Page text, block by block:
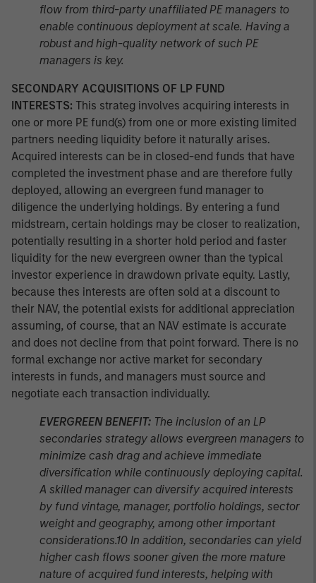
flow from third-party unaffiliated PE managers to
enable continuous deployment at scale. Having a
robust and high-quality network of such PE
managers is key.
SECONDARY ACQUISITIONS OF LP FUND
INTERESTS: This strateg involves acquiring interests in
one or more PE fund(s) from one or more existing limited
partners needing liquidity before it naturally arises.
Acquired interests can be in closed-end funds that have
completed the investment phase and are therefore fully
deployed, allowing an evergreen fund manager to
diligence the underlying holdings. By entering a fund
midstream, certain holdings may be closer to realization,
potentially resulting in a shorter hold period and faster
liquidity for the new evergreen owner than the typical
investor experience in drawdown private equity. Lastly,
because thes interests are often sold at a discount to
their NAV, the potential exists for additional appreciation
assuming, of course, that an NAV estimate is accurate
and does not decline from that point forward. There is no
formal exchange nor active market for secondary
interests in funds, and managers must source and
negotiate each transaction individually.
EVERGREEN BENEFIT: The inclusion of an LP
secondaries strategy allows evergreen managers to
minimize cash drag and achieve immediate
diversification while continuously deploying capital.
A skilled manager can diversify acquired interests
by fund vintage, manager, portfolio holdings, sector
weight and geography, among other important
considerations.10 In addition, secondaries can yield
higher cash flows sooner given the more mature
nature of acquired fund interests, helping with